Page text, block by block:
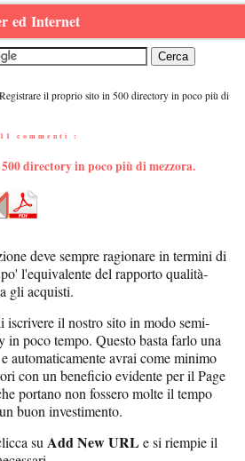
ed Internet
Registrare il proprio sito in 500 directory in poco più di
11 commenti :
directory in poco più di mezzora.
deve sempre ragionare in termini di
l'equivalente del rapporto qualità-
gli acquisti.
iscrivere il nostro sito in modo semi-
in poco tempo. Questo basta farlo una
automaticamente avrai come minimo
con un beneficio evidente per il Page
portano non fossero molte il tempo
buon investimento.
su Add New URL e si riempie il